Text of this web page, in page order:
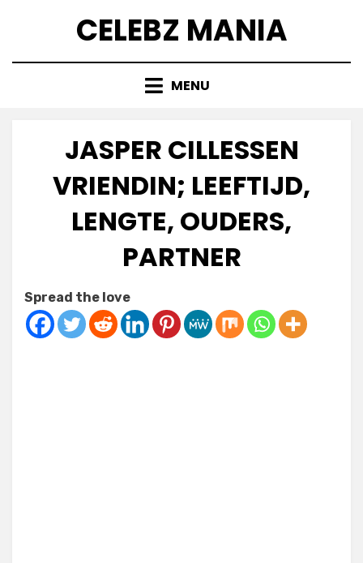
CELEBZ MANIA
MENU
JASPER CILLESSEN
VRIENDIN; LEEFTIJD,
LENGTE, OUDERS,
PARTNER
on
Spread the love